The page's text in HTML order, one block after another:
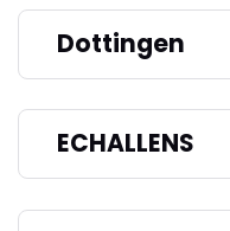
Dottingen
ECHALLENS